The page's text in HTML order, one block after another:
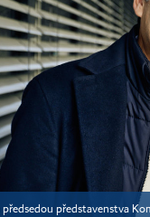
předsedou představenstva